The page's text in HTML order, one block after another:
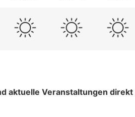
aktuelle Veranstaltungen direkt